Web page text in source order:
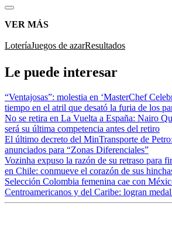
VER MÁS
LoteríaJuegos de azarResultados
Le puede interesar
“Ventajosas”: molestia en ‘MasterChef
tiempo en el atril que desató la furia de los
No se retira en La Vuelta a España: Nairo
será su última competencia antes del retiro
El último decreto del MinTransporte de
anunciados para “Zonas Diferenciales”
Vozinha expuso la razón de su retraso para
en Chile: conmueve el corazón de sus
Selección Colombia femenina cae con
Centroamericanos y del Caribe: logran